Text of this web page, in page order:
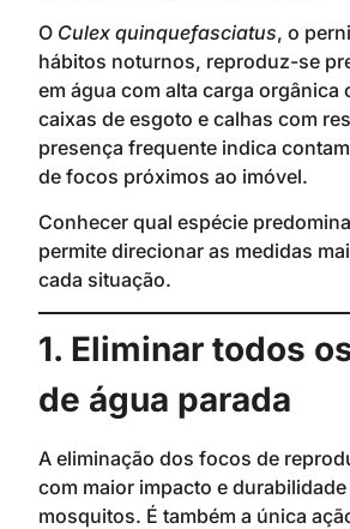
O Culex quinquefasciatus, o
hábitos noturnos, reproduz-se
em água com alta carga orgânica
caixas de esgoto e calhas com
presença frequente indica
de focos próximos ao imóvel.
Conhecer qual espécie
permite direcionar as medidas
cada situação.
1. Eliminar todos
de água parada
A eliminação dos focos de
com maior impacto e
mosquitos. É também a única